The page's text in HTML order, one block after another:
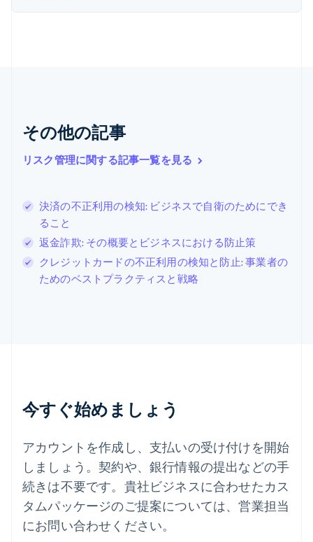
その他の記事
リスク管理に関する記事一覧を見る
決済の不正利用の検知: ビジネスで自衛のためにでき
ること
返金詐欺: その概要とビジネスにおける防止策
クレジットカードの不正利用の検知と防止: 事業者の
ためのベストプラクティスと戦略
今すぐ始めましょう
アカウントを作成し、支払いの受け付けを開始
しましょう。契約や、銀行情報の提出などの手
続きは不要です。貴社ビジネスに合わせたカス
タムパッケージのご提案については、営業担当
にお問い合わせください。
English
シンガポール
スイス
SvenskaEnglish
スペイン
スロバキア
English
スロベニア
DeutschEnglish
ニュージーランド
ノルウェー
English
ハンガリー
English
フィンランド
English Svenska
ブラジル